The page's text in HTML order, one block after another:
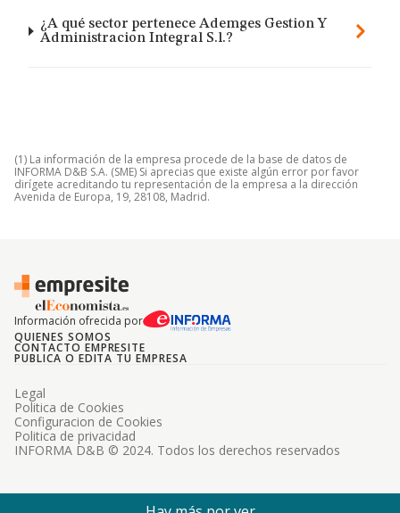
¿A qué sector pertenece Ademges Gestion Y
Administracion Integral S.l.?
(1) La información de la empresa procede de la base de datos de
INFORMA D&B S.A. (SME) Si aprecias que existe algún error por favor
dirígete acreditando tu representación de la empresa a la dirección
Avenida de Europa, 19, 28108, Madrid.
Información ofrecida por
QUIENES SOMOS
CONTACTO EMPRESITE
PUBLICA O EDITA TU EMPRESA
INFORMA D&B © 2024. Todos los derechos reservados
Legal
Politica de Cookies
Configuracion de Cookies
Politica de privacidad